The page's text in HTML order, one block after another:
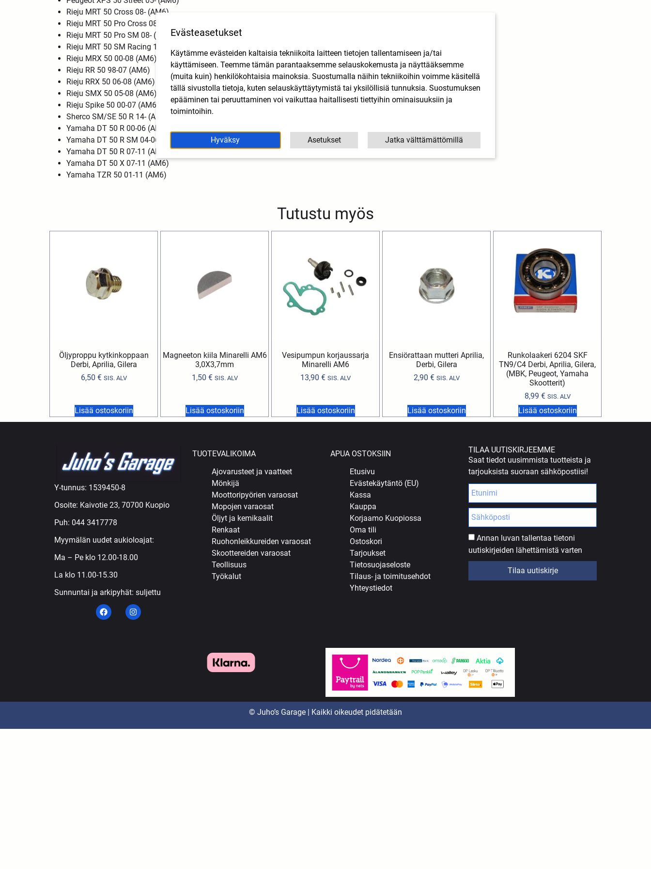
Rieju MRT 50 Cross 08- (AM6)
Rieju MRT 50 Pro Cross 08- (AM6)
Rieju MRT 50 Pro SM 08- (AM6)
Rieju MRT 50 SM Racing 11- (AM6)
Rieju MRX 50 00-08 (AM6)
Rieju RR 50 98-07 (AM6)
Rieju RRX 50 06-08 (AM6)
Rieju SMX 50 05-08 (AM6)
Rieju Spike 50 00-07 (AM6)
Sherco SM/SE 50 R 14- (AM6)
Yamaha DT 50 R 00-06 (AM6)
Yamaha DT 50 R SM 04-06 (AM6)
Yamaha DT 50 R 07-11 (AM6)
Yamaha DT 50 X 07-11 (AM6)
Yamaha TZR 50 01-11 (AM6)
Tutustu myös
Öljyproppu kytkinkoppaan
Derbi, Aprilia, Gilera
6,50 € SIS. ALV
Lisää ostoskoriin
Magneeton kiila Minarelli AM6
3,0X3,7mm
1,50 € SIS. ALV
Lisää ostoskoriin
Vesipumpun korjaussarja
Minarelli AM6
13,90 € SIS. ALV
Lisää ostoskoriin
Ensiörattaan mutteri Aprilia,
Derbi, Gilera
2,90 € SIS. ALV
Lisää ostoskoriin
Runkolaakeri 6204 SKF
TN9/C4 Derbi, Aprilia, Gilera,
(MBK, Peugeot, Yamaha
Skootterit)
8,99 € SIS. ALV
Lisää ostoskoriin
Y-tunnus: 1539450-8
Osoite: Kaivotie 23, 70700 Kuopio
Puh: 044 3417778
Myymälän uudet aukioloajat:
Ma – Pe klo 12.00-18.00
La klo 11.00-15.30
Sunnuntai ja arkipyhät: suljettu
TUOTEVALIKOIMA
Ajovarusteet ja vaatteet
Mönkijä
Moottoripyörien varaosat
Mopojen varaosat
Öljyt ja kemikaalit
Renkaat
Ruohonleikkureiden varaosat
Skoottereiden varaosat
Teollisuus
Työkalut
APUA OSTOKSIIN
Etusivu
Evästekäytäntö (EU)
Kassa
Kauppa
Korjaamo Kuopiossa
Oma tili
Ostoskori
Tarjoukset
Tietosuojaseloste
Tilaus- ja toimitusehdot
Yhteystiedot
TILAA UUTISKIRJEEMME
Saat tiedot uusimmista tuotteista ja
tarjouksista suoraan sähköpostiisi!
Annan luvan tallentaa tietoni
uutiskirjeiden lähettämistä varten
Tilaa uutiskirje
© Juho’s Garage | Kaikki oikeudet pidätetään
Evästeasetukset
Käytämme evästeiden kaltaisia tekniikoita laitteen tietojen tallentamiseen ja/tai
käyttämiseen. Teemme tämän parantaaksemme selauskokemusta ja näyttääksemme
(muita kuin) henkilökohtaisia mainoksia. Suostumalla näihin tekniikoihin voimme käsitellä
tällä sivustolla tietoja, kuten selauskäyttäytymistä tai yksilöllisiä tunnuksia. Suostumuksen
epääminen tai peruuttaminen voi vaikuttaa haitallisesti tiettyihin ominaisuuksiin ja
toimintoihin.
Hyväksy Asetukset Jatka välttämättömillä